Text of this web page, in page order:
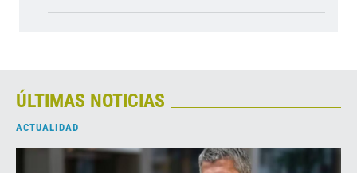
ÚLTIMAS NOTICIAS
ACTUALIDAD